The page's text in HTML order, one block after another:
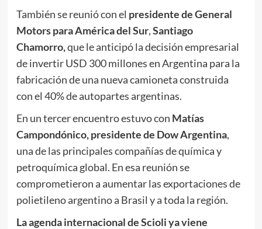
También se reunió con el presidente de General
Motors para América del Sur,Santiago
Chamorro,que le anticipó la decisión empresarial
de invertir USD 300 millones en Argentina para la
fabricación de una nueva camioneta construida
con el 40% de autopartes argentinas.
En un tercer encuentro estuvo con Matías
Campondónico, presidente de Dow Argentina,
una de las principales compañías de química y
petroquímica global. En esa reunión se
comprometieron a aumentar las exportaciones de
polietileno argentino a Brasil y a toda la región.
La agenda internacional de Scioli ya viene